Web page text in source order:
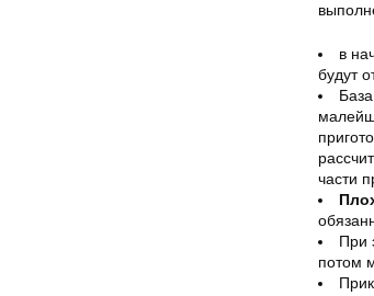
в
будут
части
При
потом